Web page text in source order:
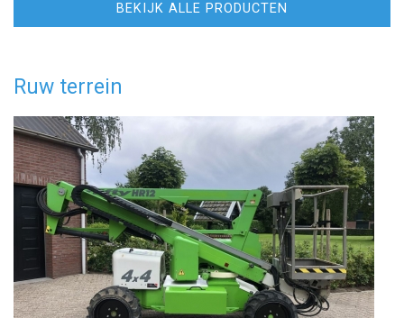
BEKIJK ALLE PRODUCTEN
Ruw terrein